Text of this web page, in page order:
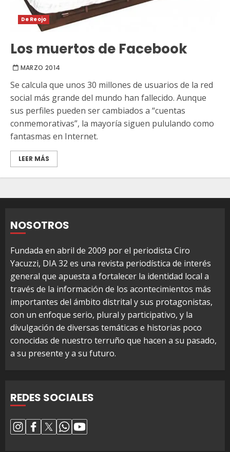
De Reojo
Los muertos de Facebook
MARZO 2014
Se calcula que unos 30 millones de usuarios de la red
social más grande del mundo han fallecido. Aunque
sus perfiles pueden ser cambiados a “cuentas
conmemorativas”, la mayoría siguen pululando como
fantasmas en Internet.
LEER MÁS
NOSOTROS
Fundada en abril de 2009 por el periodista Ciro
Yacuzzi, DIA 32 es una revista periodística de interés
general que apuesta a fortalecer la identidad local a
través de la información de los acontecimientos más
importantes del ámbito distrital y sus protagonistas,
con un enfoque serio, plural y participativo, y la
divulgación de diversas temáticas e historias poco
conocidas de nuestro terruño que hacen a su pasado,
a su presente y a su futuro.
REDES SOCIALES